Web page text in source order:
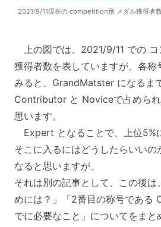
2021/9/11現在の competition別 メダル獲得者数
上の図では、2021/9/11 での コ
獲得者数を表していますが、各称
みると、GrandMatster になるま
Contributor と Noviceで占められ
思います。
Expert となることで、上位5%
そこに入るにはどうしたらいいの
なると思いますが、
それは別の記事として、この後
めには？」「2番目の称号である
でに必要なこと」についてをまと